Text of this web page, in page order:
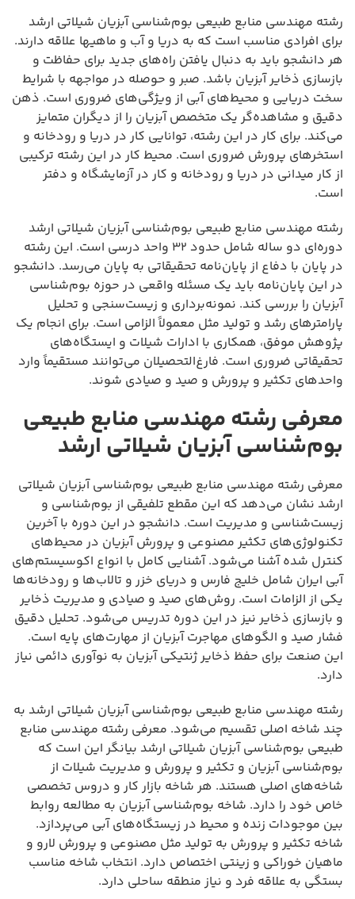
رشته مهندسی منابع طبیعی بوم‌شناسی آبزیان شیلاتی ارشد
برای افرادی مناسب است که به دریا و آب و ماهیها علاقه دارند.
هر دانشجو باید به دنبال یافتن راه‌های جدید برای حفاظت و
بازسازی ذخایر آبزیان باشد. صبر و حوصله در مواجهه با شرایط
سخت دریایی و محیط‌های آبی از ویژگی‌های ضروری است. ذهن
دقیق و مشاهده‌گر یک متخصص آبزیان را از دیگران متمایز
می‌کند. برای کار در این رشته، توانایی کار در دریا و رودخانه و
استخرهای پرورش ضروری است. محیط کار در این رشته ترکیبی
از کار میدانی در دریا و رودخانه و کار در آزمایشگاه و دفتر
است.
رشته مهندسی منابع طبیعی بوم‌شناسی آبزیان شیلاتی ارشد
دوره‌ای دو ساله شامل حدود ۳۲ واحد درسی است. این رشته
در پایان با دفاع از پایان‌نامه تحقیقاتی به پایان می‌رسد. دانشجو
در این پایان‌نامه باید یک مسئله واقعی در حوزه بوم‌شناسی
آبزیان را بررسی کند. نمونه‌برداری و زیست‌سنجی و تحلیل
پارامترهای رشد و تولید مثل معمولاً الزامی است. برای انجام یک
پژوهش موفق، همکاری با ادارات شیلات و ایستگاه‌های
تحقیقاتی ضروری است. فارغ‌التحصیلان می‌توانند مستقیماً وارد
واحدهای تکثیر و پرورش و صید و صیادی شوند.
معرفی رشته مهندسی منابع طبیعی
بوم‌شناسی آبزیان شیلاتی ارشد
معرفی رشته مهندسی منابع طبیعی بوم‌شناسی آبزیان شیلاتی
ارشد نشان می‌دهد که این مقطع تلفیقی از بوم‌شناسی و
زیست‌شناسی و مدیریت است. دانشجو در این دوره با آخرین
تکنولوژی‌های تکثیر مصنوعی و پرورش آبزیان در محیط‌های
کنترل شده آشنا می‌شود. آشنایی کامل با انواع اکوسیستم‌های
آبی ایران شامل خلیج فارس و دریای خزر و تالاب‌ها و رودخانه‌ها
یکی از الزامات است. روش‌های صید و صیادی و مدیریت ذخایر
و بازسازی ذخایر نیز در این دوره تدریس می‌شود. تحلیل دقیق
فشار صید و الگوهای مهاجرت آبزیان از مهارت‌های پایه است.
این صنعت برای حفظ ذخایر ژنتیکی آبزیان به نوآوری دائمی نیاز
دارد.
رشته مهندسی منابع طبیعی بوم‌شناسی آبزیان شیلاتی ارشد به
چند شاخه اصلی تقسیم می‌شود. معرفی رشته مهندسی منابع
طبیعی بوم‌شناسی آبزیان شیلاتی ارشد بیانگر این است که
بوم‌شناسی آبزیان و تکثیر و پرورش و مدیریت شیلات از
شاخه‌های اصلی هستند. هر شاخه بازار کار و دروس تخصصی
خاص خود را دارد. شاخه بوم‌شناسی آبزیان به مطالعه روابط
بین موجودات زنده و محیط در زیستگاه‌های آبی می‌پردازد.
شاخه تکثیر و پرورش به تولید مثل مصنوعی و پرورش لارو و
ماهیان خوراکی و زینتی اختصاص دارد. انتخاب شاخه مناسب
بستگی به علاقه فرد و نیاز منطقه ساحلی دارد.